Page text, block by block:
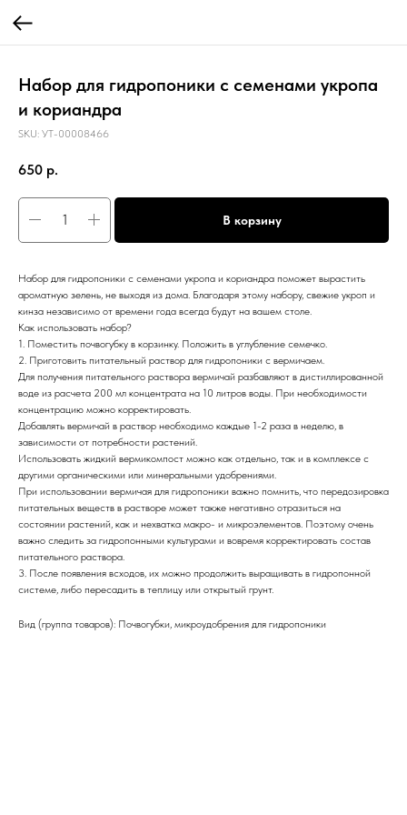
Набор для гидропоники с семенами укропа
и кориандра
SKU: УТ-00008466
650 р.
В корзину
Набор для гидропоники с семенами укропа и кориандра поможет вырастить
ароматную зелень, не выходя из дома. Благодаря этому набору, свежие укроп и
кинза независимо от времени года всегда будут на вашем столе.
Как использовать набор?
1. Поместить почвогубку в корзинку. Положить в углубление семечко.
2. Приготовить питательный раствор для гидропоники с вермичаем.
Для получения питательного раствора вермичай разбавляют в дистиллированной
воде из расчета 200 мл концентрата на 10 литров воды. При необходимости
концентрацию можно корректировать.
Добавлять вермичай в раствор необходимо каждые 1-2 раза в неделю, в
зависимости от потребности растений.
Использовать жидкий вермикомпост можно как отдельно, так и в комплексе с
другими органическими или минеральными удобрениями.
При использовании вермичая для гидропоники важно помнить, что передозировка
питательных веществ в растворе может также негативно отразиться на
состоянии растений, как и нехватка макро- и микроэлементов. Поэтому очень
важно следить за гидропонными культурами и вовремя корректировать состав
питательного раствора.
3. После появления всходов, их можно продолжить выращивать в гидропонной
системе, либо пересадить в теплицу или открытый грунт.
Вид (группа товаров): Почвогубки, микроудобрения для гидропоники